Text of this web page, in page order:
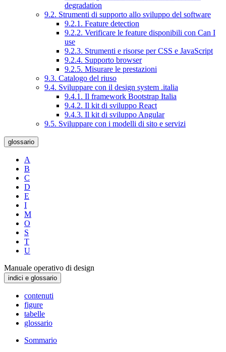
degradation
9.2. Strumenti di supporto allo sviluppo del software
9.2.1. Feature detection
9.2.2. Verificare le feature disponibili con Can I
use
9.2.3. Strumenti e risorse per CSS e JavaScript
9.2.4. Supporto browser
9.2.5. Misurare le prestazioni
9.3. Catalogo del riuso
9.4. Sviluppare con il design system .italia
9.4.1. Il framework Bootstrap Italia
9.4.2. Il kit di sviluppo React
9.4.3. Il kit di sviluppo Angular
9.5. Sviluppare con i modelli di sito e servizi
glossario
A
B
C
D
E
I
M
O
S
T
U
Manuale operativo di design
indici e glossario
contenuti
figure
tabelle
glossario
Sommario